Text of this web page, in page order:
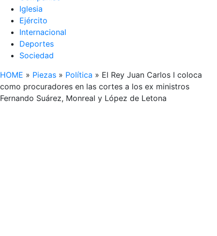
Iglesia
Ejército
Internacional
Deportes
Sociedad
HOME » Piezas » Política » El Rey Juan Carlos I coloca
como procuradores en las cortes a los ex ministros
Fernando Suárez, Monreal y López de Letona